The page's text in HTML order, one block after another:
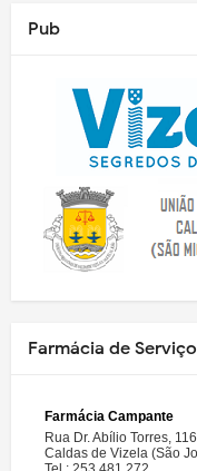
Pub
Farmácia de Serviço